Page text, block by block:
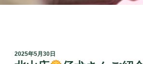
2025年5月30日